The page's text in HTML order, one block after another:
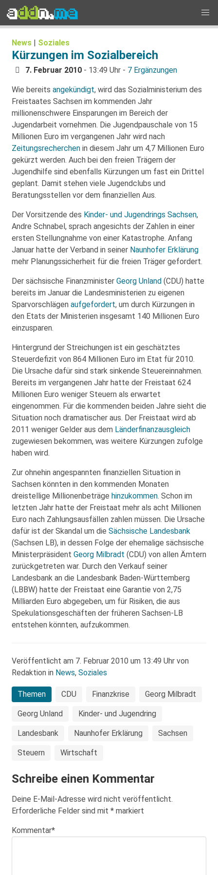
News | Soziales
Kürzungen im Sozialbereich
7. Februar 2010 - 13:49 Uhr - 7 Ergänzungen
Wie bereits angekündigt, wird das Sozialministerium des
Freistaates Sachsen im kommenden Jahr
millionenschwere Einsparungen im Bereich der
Jugendarbeit vornehmen. Die Jugendpauschale von 15
Millionen Euro im vergangenen Jahr wird nach
Zeitungsrecherchen in diesem Jahr um 4,7 Millionen Euro
gekürzt werden. Auch bei den freien Trägern der
Jugendhilfe sind ebenfalls Kürzungen um fast ein Drittel
geplant. Damit stehen viele Jugendclubs und
Beratungsstellen vor dem finanziellen Aus.
Der Vorsitzende des Kinder- und Jugendrings Sachsen,
Andre Schnabel, sprach angesichts der Zahlen in einer
ersten Stellungnahme von einer Katastrophe. Anfang
Januar hatte der Verband in seiner Naunhofer Erklärung
mehr Planungssicherheit für die freien Träger gefordert.
Der sächsische Finanzminister Georg Unland (CDU) hatte
bereits im Januar die Landesministerien zu eigenen
Sparvorschlägen aufgefordert, um durch Kürzungen in
den Etats der Ministerien insgesamt 140 Millionen Euro
einzusparen.
Hintergrund der Streichungen ist ein geschätztes
Steuerdefizit von 864 Millionen Euro im Etat für 2010.
Die Ursache dafür sind stark sinkende Steuereinnahmen.
Bereits im vergangenen Jahr hatte der Freistaat 624
Millionen Euro weniger Steuern als erwartet
eingenommen. Für die kommenden beiden Jahre sieht die
Situation noch dramatischer aus. Der Freistaat wird ab
2011 weniger Gelder aus dem Länderfinanzausgleich
zugewiesen bekommen, was weitere Kürzungen zufolge
haben wird.
Zur ohnehin angespannten finanziellen Situation in
Sachsen könnten in den kommenden Monaten
dreistellige Millionenbeträge hinzukommen. Schon im
letzten Jahr hatte der Freistaat mehr als acht Millionen
Euro nach Zahlungsausfällen zahlen müssen. Die Ursache
dafür ist der Skandal um die Sächsische Landesbank
(Sachsen LB), in dessen Folge der ehemalige sächsische
Ministerpräsident Georg Milbradt (CDU) von allen Ämtern
zurückgetreten war. Durch den Verkauf seiner
Landesbank an die Landesbank Baden-Württemberg
(LBBW) hatte der Freistaat eine Garantie von 2,75
Milliarden Euro abgegeben, um für Risiken, die aus
Spekulationsgeschäften der früheren Sachsen-LB
entstehen könnten, aufzukommen.
Veröffentlicht am 7. Februar 2010 um 13:49 Uhr von
Redaktion in News, Soziales
Themen CDU Finanzkrise Georg Milbradt
Georg Unland Kinder- und Jugendring
Landesbank Naunhofer Erklärung Sachsen
Steuern Wirtschaft
Schreibe einen Kommentar
Deine E-Mail-Adresse wird nicht veröffentlicht.
Erforderliche Felder sind mit * markiert
Kommentar*